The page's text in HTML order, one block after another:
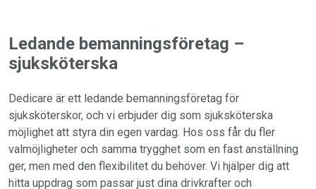
Ledande bemanningsföretag –
sjuksköterska
Dedicare är ett ledande bemanningsföretag för
sjuksköterskor, och vi erbjuder dig som sjuksköterska
möjlighet att styra din egen vardag. Hos oss får du fler
valmöjligheter och samma trygghet som en fast anställning
ger, men med den flexibilitet du behöver. Vi hjälper dig att
hitta uppdrag som passar just dina drivkrafter och